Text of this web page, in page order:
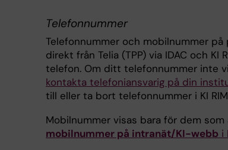
Telefonnummer
Telefonnummer och mobilnummer
direkt från Telia (TPP) via IDAC och KI
telefon. Om ditt telefonnummer inte
kontakta telefoniansvarig på din
till eller ta bort telefonnummer i KI
Mobilnummer visas bara för dem
mobilnummer på intranät/KI-webb i